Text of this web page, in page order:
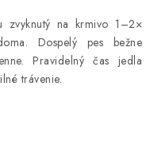
zvyknutý na krmivo 1–2×
Dospelý pes bežne
Pravidelný čas jedla
trávenie.